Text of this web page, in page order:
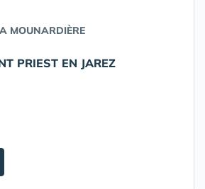
MOUNARDIÈRE
PRIEST EN JAREZ